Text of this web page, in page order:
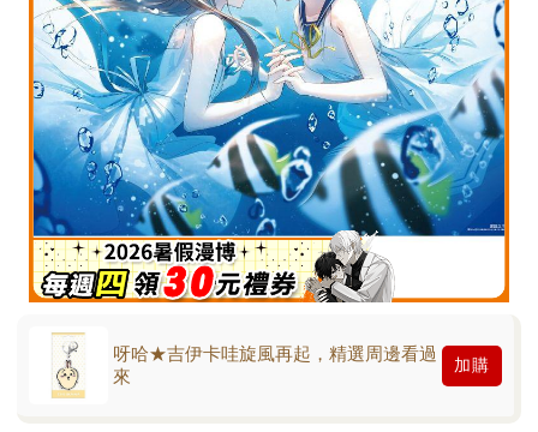
呀哈★吉伊卡哇旋風再起，精選周邊看過
來
加購